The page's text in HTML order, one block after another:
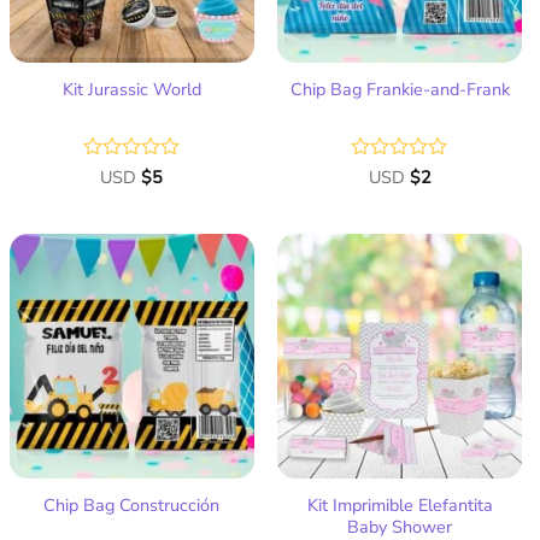
Kit Jurassic World
Valorado
de
USD$5
Chip Bag Frankie-and-Frank
Valorado
de
5
USD $2
Añadir
a la
lista
de
deseos
Chip Bag Construcción
Añadir
a la
lista
de
deseos
Kit Imprimible Elefantita
Baby Shower